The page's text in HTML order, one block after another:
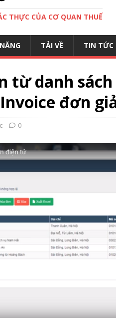
THỰC CỦA CƠ QUAN THUẾ
TẢI VỀ TIN TỨC
từ danh
đơn
0